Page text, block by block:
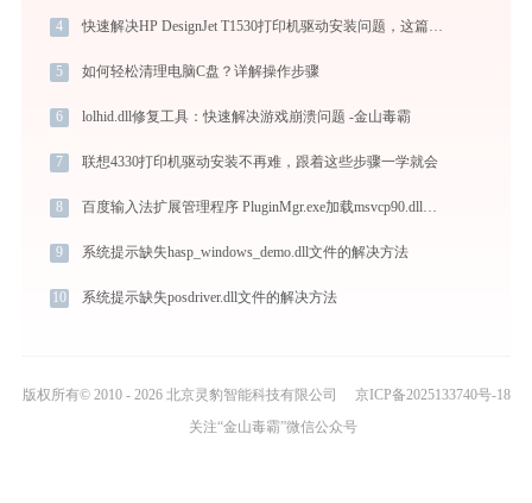
4 快速解决HP DesignJet T1530打印机驱动安装问题，这篇文章告诉你方法
5 如何轻松清理电脑C盘？详解操作步骤
6 lolhid.dll修复工具：快速解决游戏崩溃问题 -金山毒霸
7 联想4330打印机驱动安装不再难，跟着这些步骤一学就会
8 百度输入法扩展管理程序 PluginMgr.exe加载msvcp90.dll文件丢失处理办法
9 系统提示缺失hasp_windows_demo.dll文件的解决方法
10 系统提示缺失posdriver.dll文件的解决方法
版权所有© 2010 - 2026 北京灵豹智能科技有限公司
京ICP备2025133740号-18
关注“金山毒霸”微信公众号